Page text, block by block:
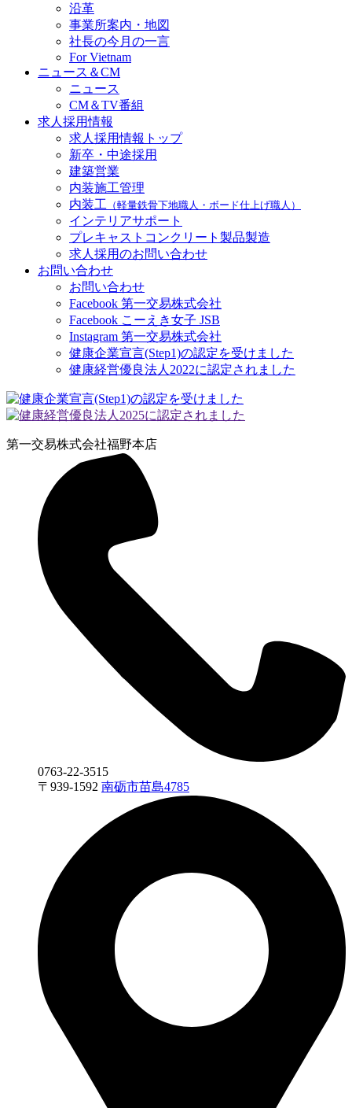
沿革
事業所案内・地図
社長の今月の一言
For Vietnam
ニュース＆CM
ニュース
CM＆TV番組
求人採用情報
求人採用情報トップ
新卒・中途採用
建築営業
内装施工管理
内装工 （軽量鉄骨下地職人・ボード仕上げ職人）
インテリアサポート
プレキャストコンクリート製品製造
求人採用のお問い合わせ
お問い合わせ
お問い合わせ
Facebook 第一交易株式会社
Facebook こーえき女子 JSB
Instagram 第一交易株式会社
健康企業宣言(Step1)の認定を受けました
健康経営優良法人2022に認定されました
第一交易株式会社福野本店
0763-22-3515
〒 939-1592 南砺市苗島4785